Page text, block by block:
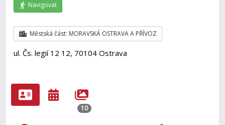
Navigovat
Městská část: MORAVSKÁ OSTRAVA A PŘÍVOZ
ul. Čs. legií 12 12, 70104 Ostrava
10